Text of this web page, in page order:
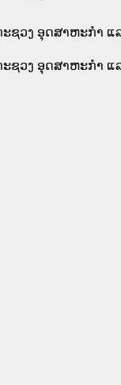
ະຊວງ ອຸດສາຫະກຳ ແ
ະຊວງ ອຸດສາຫະກຳ ແ